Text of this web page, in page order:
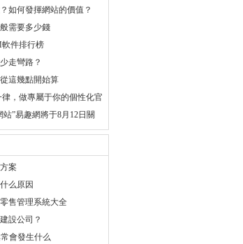
如何發揮網站的價值？
需要多少錢
軟件排行榜
走彎路？
這幾點開始算
，做專屬于你的個性化官
”易趣網將于8月12日關
案
么原因
售管理系統大全
設公司？
會發生什么